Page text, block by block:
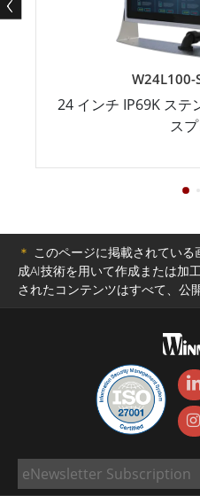
W24L100-
24 インチ IP69K ステ
ス
＊ このページに掲載されてい
成AI技術を用いて作成または加
されたコンテンツはすべて、公